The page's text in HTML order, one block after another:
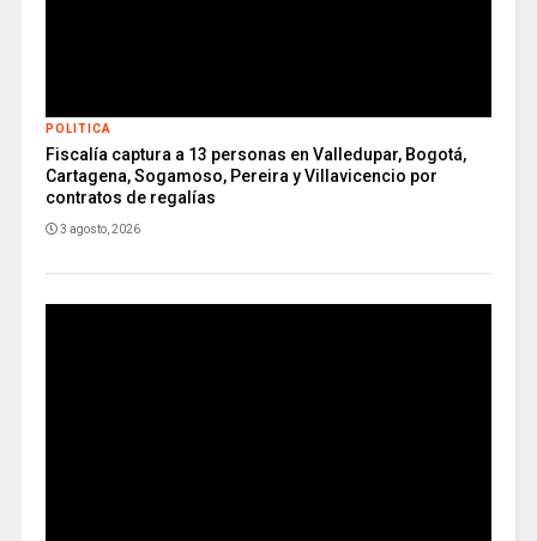
POLITICA
Fiscalía captura a 13 personas en Valledupar, Bogotá,
Cartagena, Sogamoso, Pereira y Villavicencio por
contratos de regalías
3 agosto, 2026